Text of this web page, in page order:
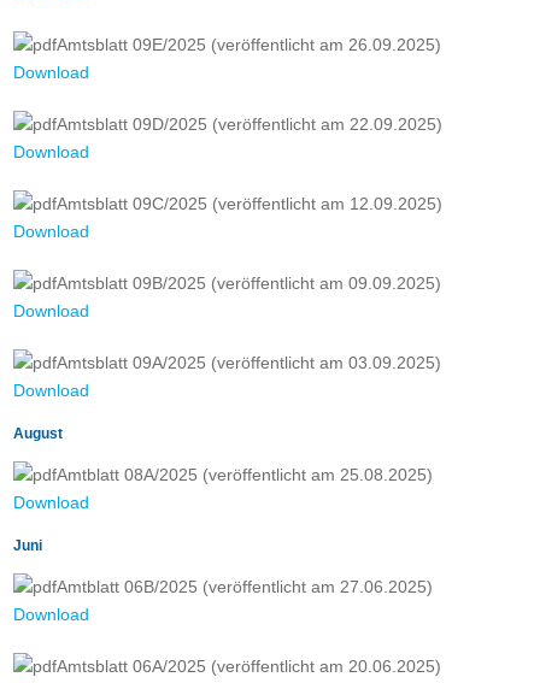
Amtsblatt 09E/2025 (veröffentlicht am 26.09.2025)
Download
Amtsblatt 09D/2025 (veröffentlicht am 22.09.2025)
Download
Amtsblatt 09C/2025 (veröffentlicht am 12.09.2025)
Download
Amtsblatt 09B/2025 (veröffentlicht am 09.09.2025)
Download
Amtsblatt 09A/2025 (veröffentlicht am 03.09.2025)
Download
August
Amtblatt 08A/2025 (veröffentlicht am 25.08.2025)
Download
Juni
Amtblatt 06B/2025 (veröffentlicht am 27.06.2025)
Download
Amtsblatt 06A/2025 (veröffentlicht am 20.06.2025)